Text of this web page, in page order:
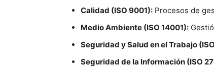
Calidad (ISO 9001): Procesos de
Medio Ambiente (ISO 14001):
Seguridad y Salud en el Trabajo
Seguridad de la Información (ISO